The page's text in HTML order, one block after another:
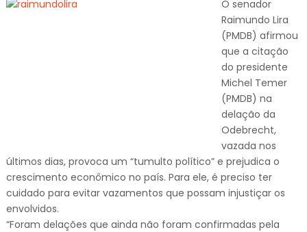
O senador
Raimundo Lira
(PMDB) afirmou
que a citação
do presidente
Michel Temer
(PMDB) na
delação da
Odebrecht,
vazada nos
últimos dias, provoca um “tumulto político” e prejudica o
crescimento econômico no país. Para ele, é preciso ter
cuidado para evitar vazamentos que possam injustiçar os
envolvidos.
“Foram delações que ainda não foram confirmadas pela